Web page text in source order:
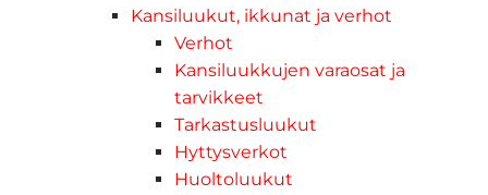
Kansiluukut, ikkunat ja verhot
Verhot
Kansiluukkujen varaosat ja
tarvikkeet
Tarkastusluukut
Hyttysverkot
Huoltoluukut